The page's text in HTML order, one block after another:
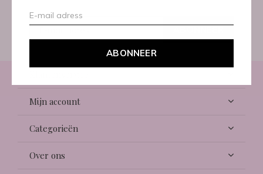
ABONNEER
Mijn account
Categorieën
Over ons